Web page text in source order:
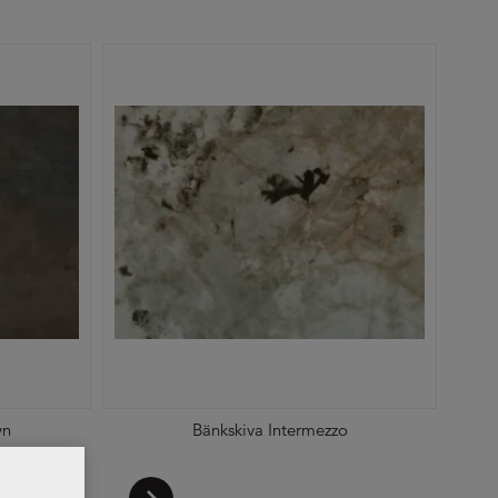
Bänkskiva Intermezzo